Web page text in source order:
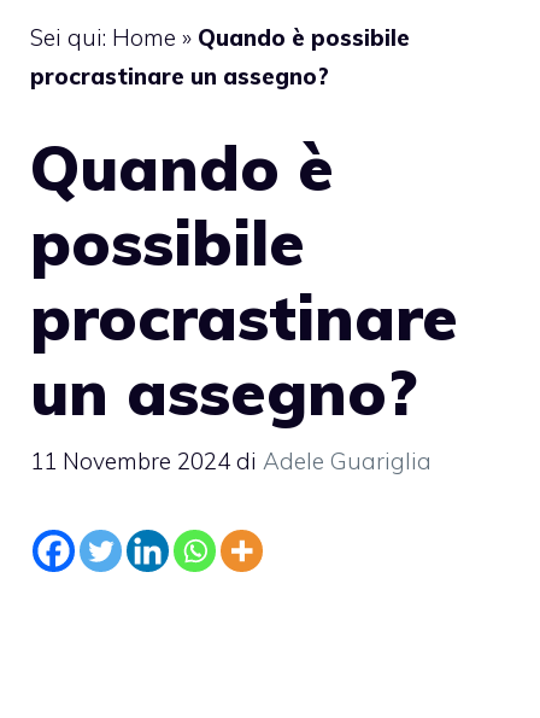
Sei qui: Home » Quando è possibile
procrastinare un assegno?
Quando è
possibile
procrastinare
un assegno?
11 Novembre 2024 di Adele Guariglia